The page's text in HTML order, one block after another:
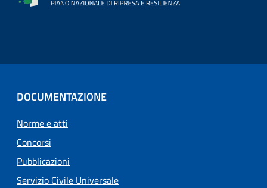
DOCUMENTAZIONE
Norme e atti
Concorsi
Pubblicazioni
Servizio Civile Universale